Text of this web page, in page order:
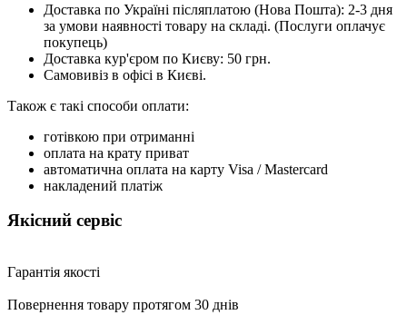
Доставка по Україні післяплатою (Нова Пошта): 2-3 дня
за умови наявності товару на складі. (Послуги оплачує
покупець)
Доставка кур'єром по Києву: 50 грн.
Самовивіз в офісі в Києві.
Також є такі способи оплати:
готівкою при отриманні
оплата на крату приват
автоматична оплата на карту Visa / Mastercard
накладений платіж
Якісний сервіс
Гарантія якості
Повернення товару протягом 30 днів